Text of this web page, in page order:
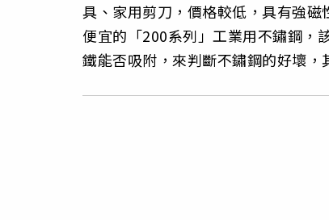
具、家用剪刀，價格較低，具有強
便宜的「200系列」工業用不鏽鋼，
鐵能否吸附，來判斷不鏽鋼的好壞，